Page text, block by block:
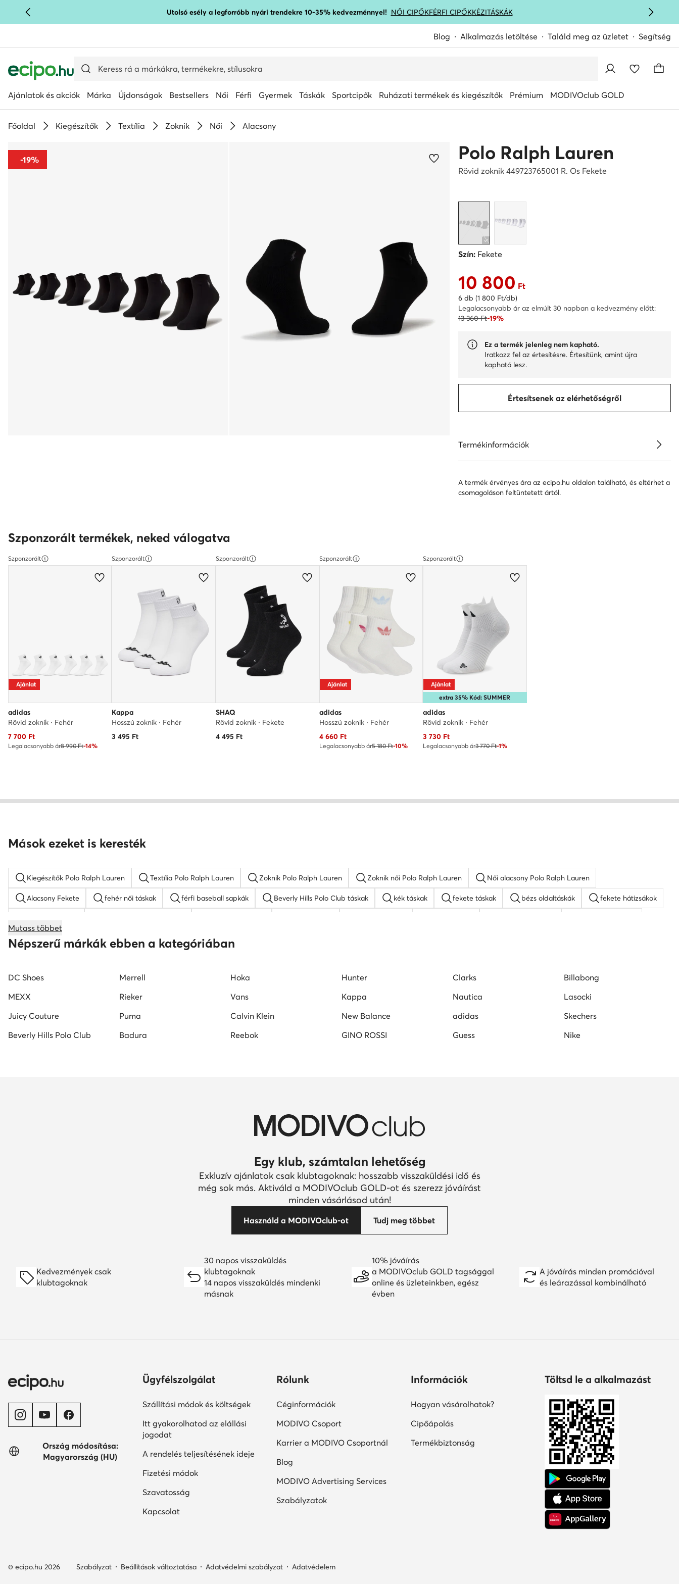
UGRÁS A FŐ TARTALOMRA Utolsó esély a legforróbb nyári trendekre 10-35% kedvezménnyel! NŐI CIPŐKFÉRFI CIPŐKKÉZITÁSKÁK
Blog Alkalmazás letöltése Találd meg az üzletet Segítség
Ajánlatok és akciók Márka Újdonságok Bestsellers Női Férfi Gyermek Táskák Sportcipők Ruházati termékek és kiegészítők Prémium MODIVOclub GOLD
Főoldal Kiegészítők Textília Zoknik Női Alacsony
-19% Polo Ralph Lauren
Rövid zoknik 449723765001 R. Os Fekete
Szín:Fekete
Aktuális ár 10 800 Ft
10 800 Ft
6 db (1 800 Ft/db)
Legalacsonyabb ár az elmúlt 30 napban a kedvezmény előtt:
13 360 Ft-19%
Ez a termék jelenleg nem kapható.
Iratkozz fel az értesítésre. Értesítünk, amint újra
kapható lesz.
Értesítsenek az elérhetőségről
Termékinformációk
A termék érvényes ára az ecipo.hu oldalon található, és eltérhet a
csomagoláson feltüntetett ártól.
Szponzorált termékek, neked válogatva
Szponzorált
Ajánlat
adidas
Rövid zoknik · Fehér
Aktuális ár
7 700 Ft
Legalacsonyabb ár8 990 Ft-14%
Szponzorált
Kappa
Hosszú zoknik · Fehér
3 495 Ft
Szponzorált
SHAQ
Rövid zoknik · Fekete
4 495 Ft
Szponzorált
Ajánlat
adidas
Hosszú zoknik · Fehér
Aktuális ár
4 660Ft
Legalacsonyabb ár5 180 Ft-10%
Szponzorált
extra 35% Kód: SUMMER
Ajánlat
adidas
Rövid zoknik · Fehér
Aktuális ár
3 730 Ft
Legalacsonyabb ár3 770 Ft-1%
Mások ezeket is keresték
Kiegészítők Polo Ralph Lauren Textília Polo Ralph Lauren Zoknik Polo Ralph Lauren Zoknik női Polo Ralph Lauren Női alacsony Polo Ralph Lauren
Alacsony Fekete fehér női táskak férfi baseball sapkák Beverly Hills Polo Club táskak kék táskak fekete táskak bézs oldaltáskák fekete hátizsákok
napszemüveg férfi KARL LAGERFELD táskak
Mutass többet
Népszerű márkák ebben a kategóriában
DC Shoes Merrell Hoka Hunter Clarks
Billabong
MEXX
Rieker Vans Kappa Nautica
Lasocki
Juicy Couture
Puma Calvin Klein New Balance adidas
Skechers
Beverly Hills Polo Club
Badura Reebok GINO ROSSI Guess Nike
Egy klub, számtalan lehetőség
Exkluzív ajánlatok csak klubtagoknak: hosszabb visszaküldési idő és
még sok más. Aktiváld a MODIVOclub GOLD-ot és szerezz jóváírást
minden vásárlásod után!
Használd a MODIVOclub-ot Tudj meg többet
Kedvezmények csak
klubtagoknak
30 napos visszaküldés
klubtagoknak
14 napos visszaküldés mindenki
másnak
10% jóváírás
a MODIVOclub GOLD tagsággal
online és üzleteinkben, egész
évben
A jóváírás minden promócióval
és leárazással kombinálható
Ország módosítása:
Magyarország (HU)
Ügyfélszolgálat
Szállítási módok és költségek
Itt gyakorolhatod az elállási
jogodat
A rendelés teljesítésének ideje
Fizetési módok
Szavatosság
Kapcsolat
Rólunk
Céginformációk
MODIVO Csoport
Karrier a MODIVO Csoportnál
Blog
MODIVO Advertising Services
Szabályzatok
Információk
Hogyan vásárolhatok?
Cipőápolás
Termékbiztonság
Töltsd le a alkalmazást
© ecipo.hu 2026 Szabályzat Beállítások változtatása Adatvédelmi szabályzat Adatvédelem